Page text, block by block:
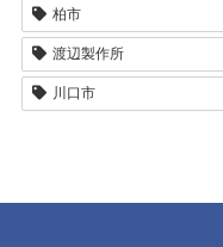
柏市
渡辺製作所
川口市